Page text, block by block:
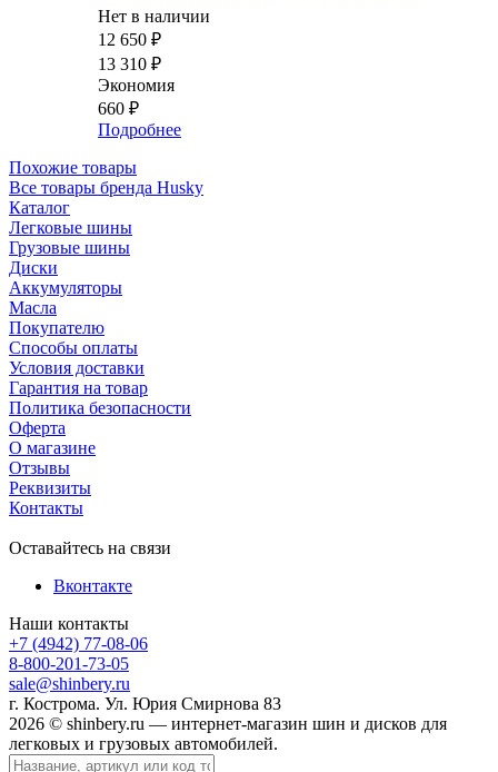
Нет в наличии
12 650 ₽
13 310 ₽
Экономия
660 ₽
Подробнее
Похожие товары
Все товары бренда Husky
Каталог
Легковые шины
Грузовые шины
Диски
Аккумуляторы
Масла
Покупателю
Способы оплаты
Условия доставки
Гарантия на товар
Политика безопасности
Оферта
О магазине
Отзывы
Реквизиты
Контакты
Оставайтесь на связи
Вконтакте
Наши контакты
+7 (4942) 77-08-06
8-800-201-73-05
sale@shinbery.ru
г. Кострома. Ул. Юрия Смирнова 83
2026 © shinbery.ru — интернет-магазин шин и дисков для
легковых и грузовых автомобилей.